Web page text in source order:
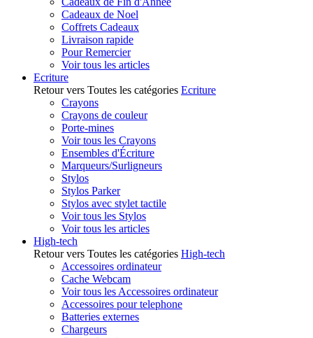
Cadeaux de Noel
Coffrets Cadeaux
Livraison rapide
Pour Remercier
Voir tous les articles
Ecriture
Retour vers Toutes les catégories Ecriture
Crayons
Crayons de couleur
Porte-mines
Voir tous les Crayons
Ensembles d'Écriture
Marqueurs/Surligneurs
Stylos
Stylos Parker
Stylos avec stylet tactile
Voir tous les Stylos
Voir tous les articles
High-tech
Retour vers Toutes les catégories High-tech
Accessoires ordinateur
Cache Webcam
Voir tous les Accessoires ordinateur
Accessoires pour telephone
Batteries externes
Chargeurs